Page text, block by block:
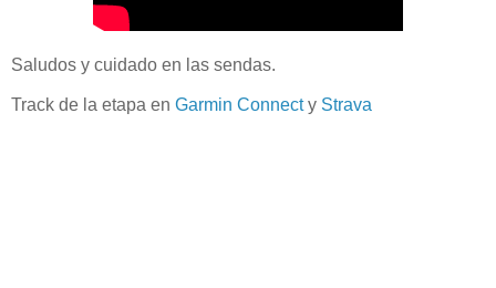
Saludos y cuidado en las sendas.
Track de la etapa en Garmin Connecty Strava